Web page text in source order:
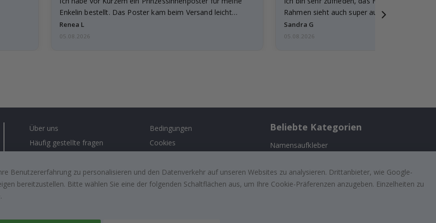
Enkelin bestellt. Das Poster kam beim Versand leicht
beschädigt…
Renea L
05.08.2026
Rahmen sieht auch super aus. Die Lieferung
außerdem…
Sandra G
05.08.2026
Über uns
Häufig gestellte fragen
Kontakt
Arbeiten sie mit uns zusammen!
Bedingungen
Cookies
Recht zu stornieren
Bewertungen von zufriedenen
Beliebte Kategorien
Namensaufkleber
Fliesenaufkleber
Poster
Benutzererfahrung zu personalisieren und den Datenverkehr auf unseren Websites zu analysieren. Drittanbieter, wie Google-
bereitzustellen. Bitte wählen Sie eine der folgenden Schaltflächen aus, um Ihre Cookie-Präferenzen anzugeben. Einzelheiten zu